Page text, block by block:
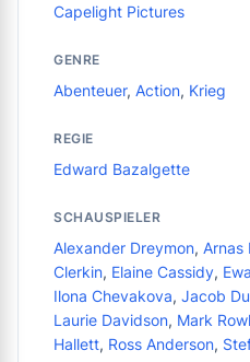
Capelight Pictures
GENRE
Abenteuer, Action, Krieg
REGIE
Edward Bazalgette
SCHAUSPIELER
Alexander Dreymon, Arnas
Clerkin, Elaine Cassidy,
Ilona Chevakova, Jacob
Laurie Davidson, Mark
Hallett, Ross Anderson,